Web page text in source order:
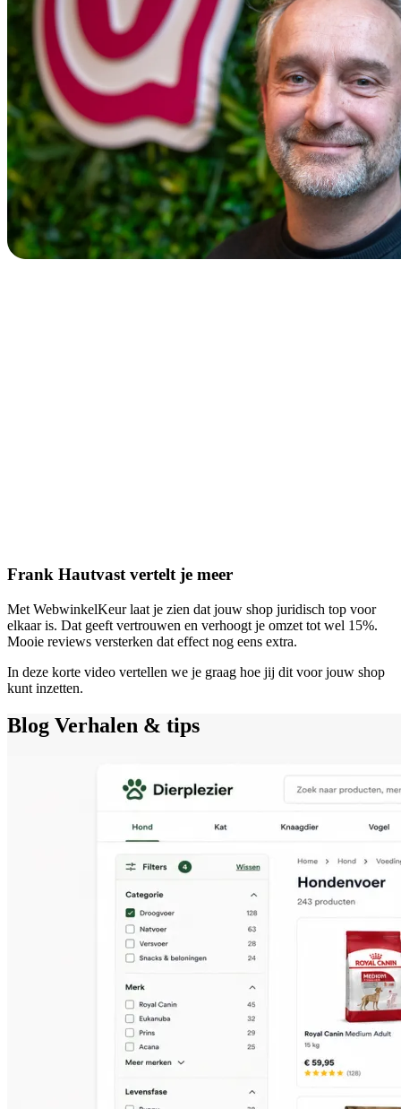
Frank Hautvast vertelt je meer
Met WebwinkelKeur laat je zien dat jouw shop juridisch top voor
elkaar is. Dat geeft vertrouwen en verhoogt je omzet tot wel 15%.
Mooie reviews versterken dat effect nog eens extra.
In deze korte video vertellen we je graag hoe jij dit voor jouw shop
kunt inzetten.
Blog Verhalen & tips